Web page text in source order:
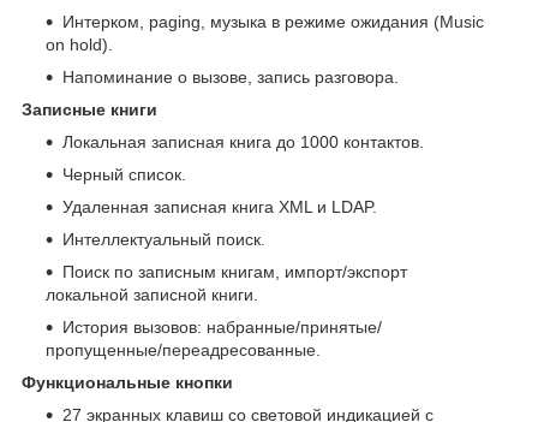
Интерком, paging, музыка в режиме ожидания (Music
on hold).
Напоминание о вызове, запись разговора.
Записные книги
Локальная записная книга до 1000 контактов.
Черный список.
Удаленная записная книга XML и LDAP.
Интеллектуальный поиск.
Поиск по записным книгам, импорт/экспорт
локальной записной книги.
История вызовов: набранные/принятые/
пропущенные/переадресованные.
Функциональные кнопки
27 экранных клавиш со световой индикацией с